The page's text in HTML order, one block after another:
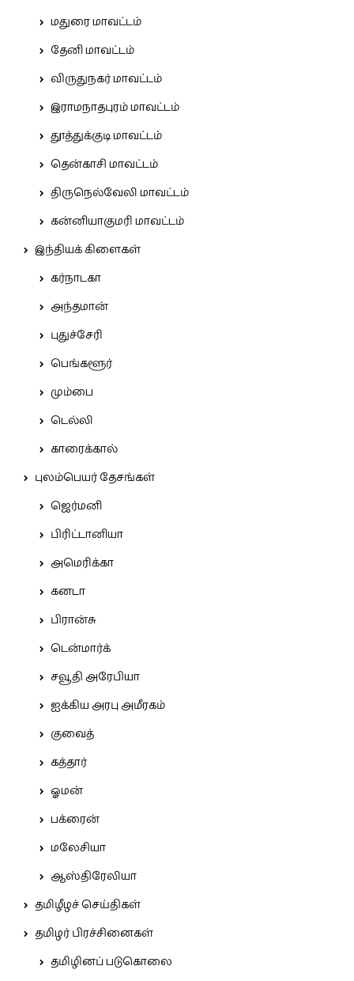
மதுரை மாவட்டம்
தேனி மாவட்டம்
விருதுநகர் மாவட்டம்
இராமநாதபுரம் மாவட்டம்
தூத்துக்குடி மாவட்டம்
தென்காசி மாவட்டம்
திருநெல்வேலி மாவட்டம்
கன்னியாகுமரி மாவட்டம்
இந்தியக் கிளைகள்
கர்நாடகா
அந்தமான்
புதுச்சேரி
பெங்களூர்
மும்பை
டெல்லி
காரைக்கால்
புலம்பெயர் தேசங்கள்
ஜெர்மனி
பிரிட்டானியா
அமெரிக்கா
கனடா
பிரான்சு
டென்மார்க்
சவூதி அரேபியா
ஐக்கிய அரபு அமீரகம்
குவைத்
கத்தார்
ஓமன்
பக்ரைன்
மலேசியா
ஆஸ்திரேலியா
தமிழீழச் செய்திகள்
தமிழர் பிரச்சினைகள்
தமிழினப் படுகொலை